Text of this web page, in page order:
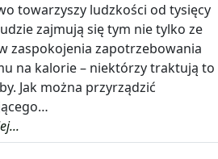
towarzyszy ludzkości od tysięcy
zajmują się tym nie tylko ze
zaspokojenia zapotrzebowania
na kalorie – niektórzy traktują to
Jak można przyrządzić